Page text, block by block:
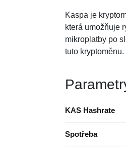
Kaspa je
která umožňuje
mikroplatby po
tuto kryptoměnu.
KAS Hashrate
Spotřeba